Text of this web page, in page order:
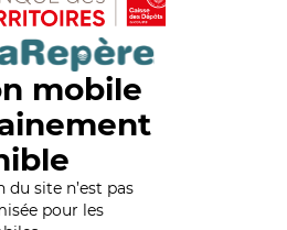
mobile
du site n’est pas
pour les